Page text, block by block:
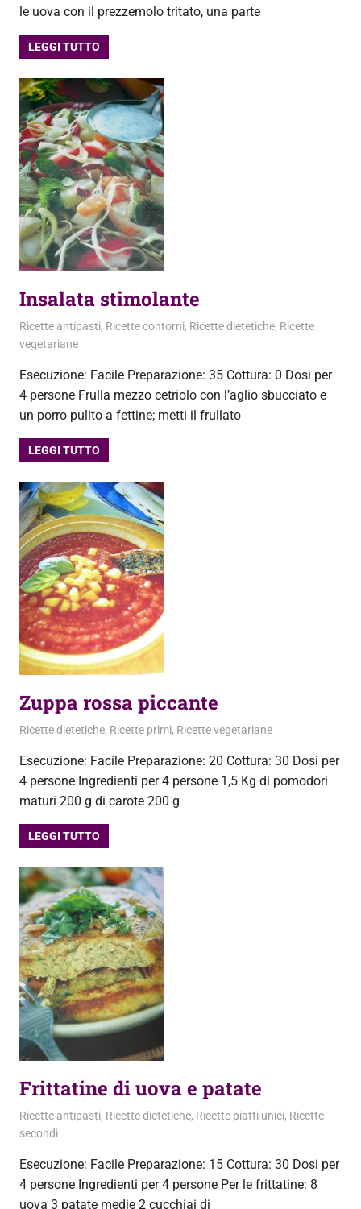
le uova con il prezzemolo tritato, una parte
LEGGI TUTTO
Insalata stimolante
28 Giugno 2012
admin
Ricette antipasti, Ricette contorni, Ricette dietetiche, Ricette
vegetariane
Esecuzione: Facile Preparazione: 35 Cottura: 0 Dosi per
4 persone Frulla mezzo cetriolo con l’aglio sbucciato e
un porro pulito a fettine; metti il frullato
LEGGI TUTTO
Zuppa rossa piccante
31 Maggio 2012
admin
Ricette dietetiche, Ricette primi, Ricette vegetariane
Esecuzione: Facile Preparazione: 20 Cottura: 30 Dosi per
4 persone Ingredienti per 4 persone 1,5 Kg di pomodori
maturi 200 g di carote 200 g
LEGGI TUTTO
Frittatine di uova e patate
11 Dicembre 2011
admin
Ricette antipasti, Ricette dietetiche, Ricette piatti unici, Ricette
secondi
Esecuzione: Facile Preparazione: 15 Cottura: 30 Dosi per
4 persone Ingredienti per 4 persone Per le frittatine: 8
uova 3 patate medie 2 cucchiai di